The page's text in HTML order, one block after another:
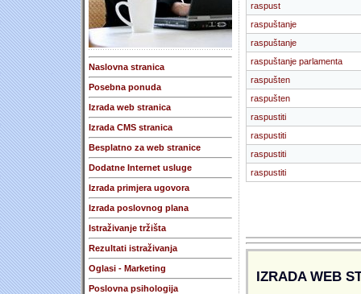
Naslovna stranica
Posebna ponuda
Izrada web stranica
Izrada CMS stranica
Besplatno za web stranice
Dodatne Internet usluge
Izrada primjera ugovora
Izrada poslovnog plana
Istraživanje tržišta
Rezultati istraživanja
Oglasi - Marketing
Poslovna psihologija
raspust
raspuštanje
raspuštanje
raspuštanje parlamenta
raspušten
raspušten
raspustiti
raspustiti
raspustiti
raspustiti
IZRADA WEB